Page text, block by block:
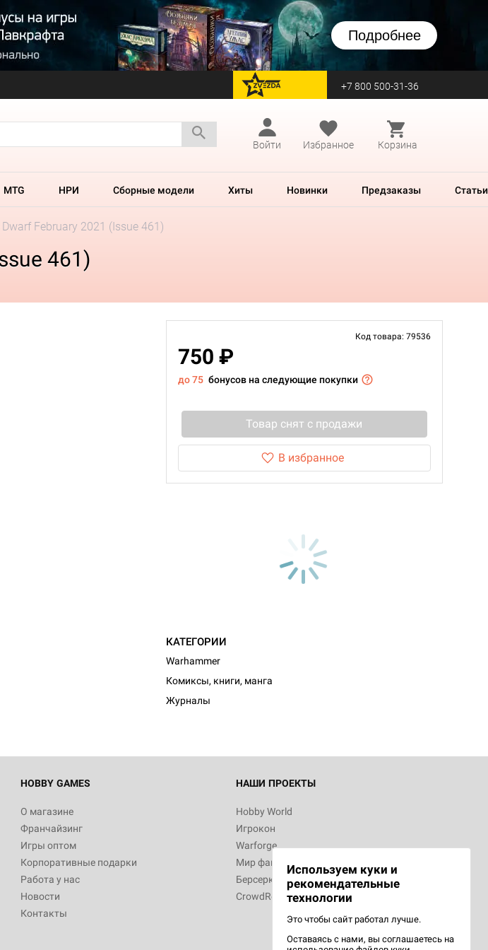
Подробнее
перейти на Zvezda +7 800 500-31-36
Войти
Избранное Корзина
MTG НРИ Сборные модели Хиты Новинки Предзаказы Статьи
February 2021 (Issue 461)
461)
Код товара: 79536
750 ₽
до 75 бонусов на следующие покупки
Товар снят с продажи
В избранное
КАТЕГОРИИ
Warhammer
Комиксы, книги, манга
Журналы
HOBBY GAMES
О магазине
Франчайзинг
Игры оптом
Корпоративные подарки
Работа у нас
Новости
Контакты
НАШИ ПРОЕКТЫ
Hobby World
Игрокон
Warforge
Мир фантастики
Берсерк
CrowdRepublic
Используем куки и
рекомендательные
технологии
Это чтобы сайт работал лучше.
Оставаясь с нами, вы соглашаетесь на